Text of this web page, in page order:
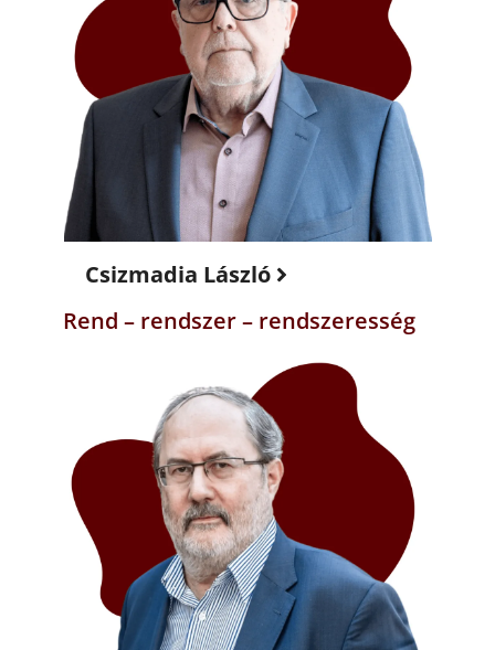
Csizmadia László
Rend – rendszer – rendszeresség